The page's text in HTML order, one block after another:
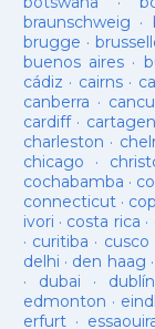
braunschweig ·
brugge ·
buenos aires·
cádiz · cairns·
canberra ·
cardiff·
charleston ·
chicago ·
cochabamba ·
connecticut·
ivori · costa rica ·
· curitiba · cusco
delhi · den haag ·
· dubai · dublín
edmonton ·
erfurt·